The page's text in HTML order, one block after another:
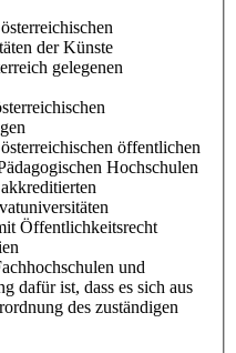
der Künste
gelegenen
öffentlichen
Hochschulen
Öffentlichkeitsrecht
und
dafür ist, dass es sich aus
des zuständigen